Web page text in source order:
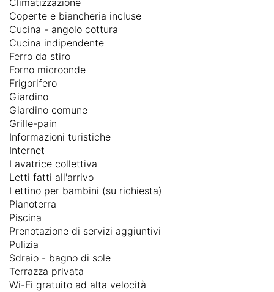
Climatizzazione
Coperte e biancheria incluse
Cucina - angolo cottura
Cucina indipendente
Ferro da stiro
Forno microonde
Frigorifero
Giardino
Giardino comune
Grille-pain
Informazioni turistiche
Internet
Lavatrice collettiva
Letti fatti all'arrivo
Lettino per bambini (su richiesta)
Pianoterra
Piscina
Prenotazione di servizi aggiuntivi
Pulizia
Sdraio - bagno di sole
Terrazza privata
Wi-Fi gratuito ad alta velocità